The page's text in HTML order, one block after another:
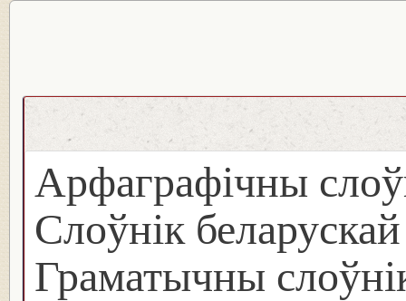
Арфаграфічны
Слоўнік
Граматычны